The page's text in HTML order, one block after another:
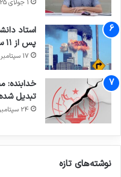
1 جولای 2025
استاد
پس از ۱۱ سپتامبر زمینه‌ساز نسل‌کشی غزه شد
17 سپتامبر 2025
خدابنده:
تبدیل
24 سپتامبر 2025
نوشته‌های تازه